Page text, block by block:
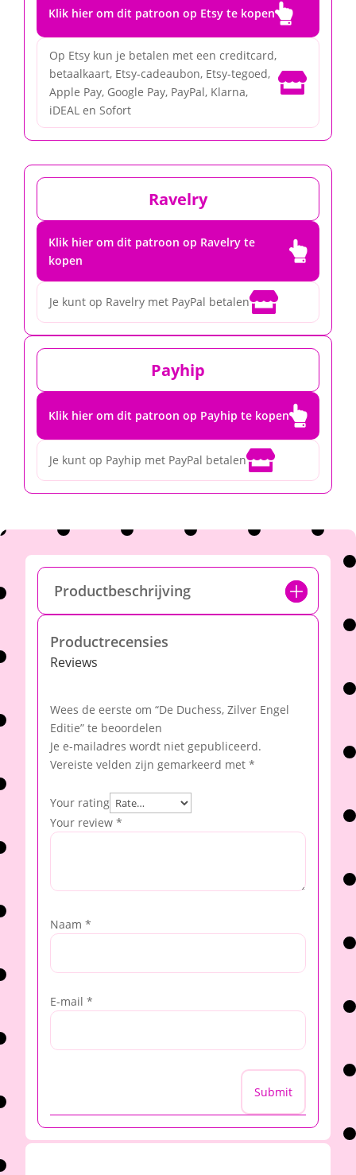
Klik hier om dit patroon op Etsy te kopen
Op Etsy kun je betalen met een creditcard,
betaalkaart, Etsy-cadeaubon, Etsy-tegoed,
Apple Pay, Google Pay, PayPal, Klarna,
iDEAL en Sofort

Ravelry
Klik hier om dit patroon op Ravelry te
kopen

Je kunt op Ravelry met PayPal betalen
Payhip
Klik hier om dit patroon op Payhip te kopen
Je kunt op Payhip met PayPal betalen
Productbeschrijving
Productrecensies
Reviews
Wees de eerste om “De Duchess, Zilver Engel
Editie” te beoordelen
Je e-mailadres wordt niet gepubliceerd.
Vereiste velden zijn gemarkeerd met *
Your rating
Your review *
Naam *
E-mail *
Submit